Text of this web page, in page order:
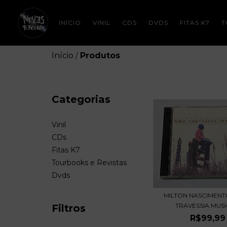
INÍCIO VINIL CDS DVDS FITAS K7
Início / Produtos
Categorias
Vinil
CDs
Fitas K7
Tourbooks e Revistas
Dvds
Filtros
MILTON
TRAVESSIA
R$99,99